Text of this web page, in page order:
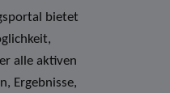
bietet
alle aktiven
Ergebnisse,